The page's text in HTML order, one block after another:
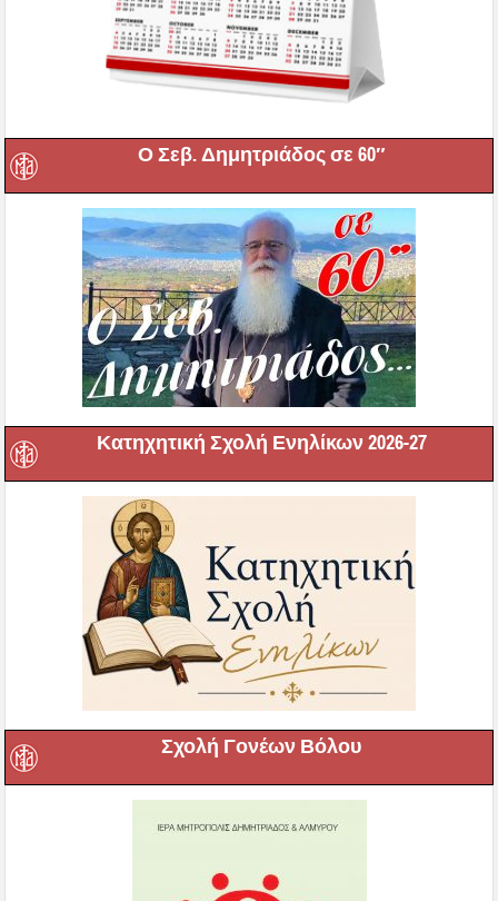
Ο Σεβ. Δημητριάδος σε 60″
Κατηχητική Σχολή Ενηλίκων 2026-27
Σχολή Γονέων Βόλου